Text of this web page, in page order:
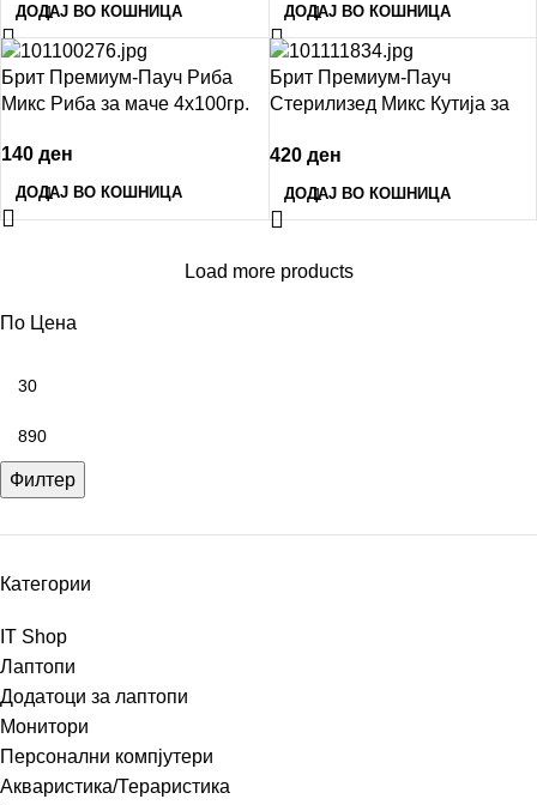
По Цена
Филтер
Категории
IT Shop
Лаптопи
Додатоци за лаптопи
Монитори
Персонални компјутери
Акваристика/Тераристика
ДОДАЈ ВО КОШНИЦА ДОДАЈ ВО КОШНИЦА
Брит Премиум-Пауч Риба
Микс Риба за маче 4х100гр.
140 ден
ДОДАЈ ВО КОШНИЦА
Брит Премиум-Пауч
Стерилизед Микс Кутија за
420 ден
ДОДАЈ ВО КОШНИЦА
Load more products